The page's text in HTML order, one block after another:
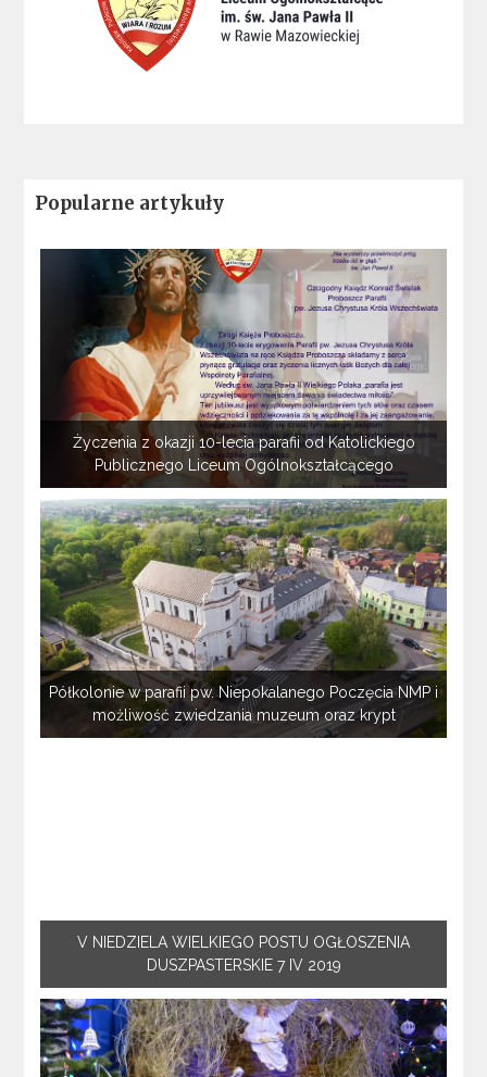
Popularne artykuły
Życzenia z okazji 10-lecia parafii od Katolickiego
Publicznego Liceum Ogólnokształcącego
Półkolonie w parafii pw. Niepokalanego Poczęcia NMP i
możliwość zwiedzania muzeum oraz krypt
V NIEDZIELA WIELKIEGO POSTU OGŁOSZENIA
DUSZPASTERSKIE 7 IV 2019